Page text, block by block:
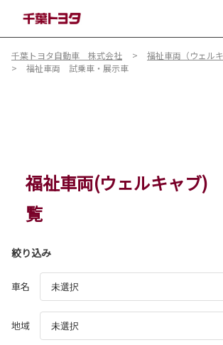
千葉トヨタ自動車 株式会社
福祉車両（ウェルキ
福祉車両 試乗車・展示車
福祉車両(ウェルキャブ)
覧
絞り込み
車名
地域